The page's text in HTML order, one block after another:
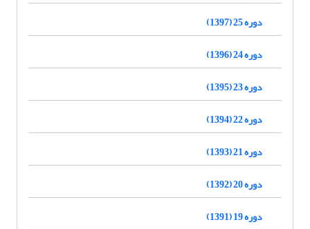
دوره 25 (1397)
دوره 24 (1396)
دوره 23 (1395)
دوره 22 (1394)
دوره 21 (1393)
دوره 20 (1392)
دوره 19 (1391)